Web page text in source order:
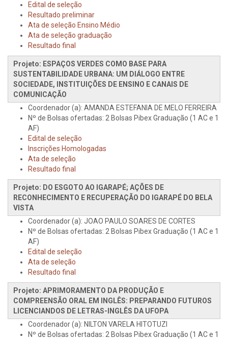
Edital de seleção
Resultado preliminar
Ata de seleção Ensino Médio
Ata de seleção graduação
Resultado final
Projeto: ESPAÇOS VERDES COMO BASE PARA
SUSTENTABILIDADE URBANA: UM DIÁLOGO ENTRE
SOCIEDADE, INSTITUIÇÕES DE ENSINO E CANAIS DE
COMUNICAÇÃO
Coordenador (a): AMANDA ESTEFANIA DE MELO FERREIRA
Nº de Bolsas ofertadas: 2 Bolsas Pibex Graduação (1 AC e 1
AF)
Edital de seleção
Inscrições Homologadas
Ata de seleção
Resultado final
Projeto: DO ESGOTO AO IGARAPÉ; AÇÕES DE
RECONHECIMENTO E RECUPERAÇÃO DO IGARAPÉ DO BELA
VISTA
Coordenador (a): JOAO PAULO SOARES DE CORTES
Nº de Bolsas ofertadas: 2 Bolsas Pibex Graduação (1 AC e 1
AF)
Edital de seleção
Ata de seleção
Resultado final
Projeto: APRIMORAMENTO DA PRODUÇÃO E
COMPREENSÃO ORAL EM INGLÊS: PREPARANDO FUTUROS
LICENCIANDOS DE LETRAS-INGLÊS DA UFOPA
Coordenador (a): NILTON VARELA HITOTUZI
Nº de Bolsas ofertadas: 2 Bolsas Pibex Graduação (1 AC e 1